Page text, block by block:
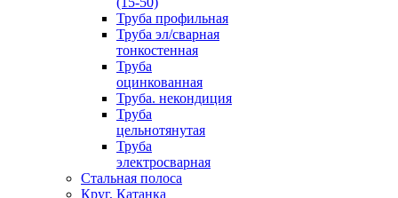
Труба профильная
Труба эл/сварная
тонкостенная
Труба
оцинкованная
Труба. некондиция
Труба
цельнотянутая
Труба
электросварная
Стальная полоса
Круг, Катанка